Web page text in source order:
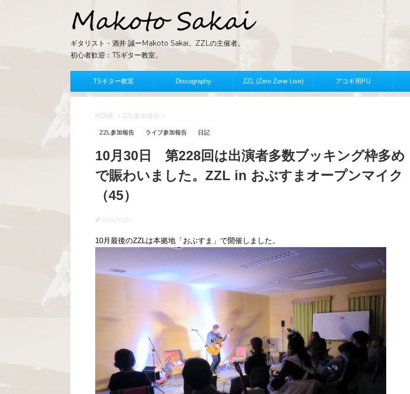
ギタリスト・酒井 誠ーMakoto Sakai。ZZLの主催者。
初心者歓迎：TSギター教室。
TSギター教室 Discography ZZL (Zero Zone Live) アコギ用PU
HOME > ZZL参加報告 >
ZZL参加報告 ライブ参加報告 日記
10月30日 第228回は出演者多数ブッキング枠多め
で賑わいました。ZZL in おぶすまオープンマイク
（45）
2016/10/31
10月最後のZZLは本拠地「おぶすま」で開催しました。